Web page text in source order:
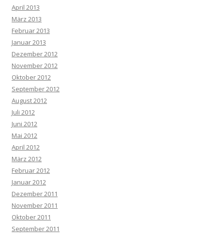
April 2013
März 2013
Februar 2013
Januar 2013
Dezember 2012
November 2012
Oktober 2012
September 2012
August 2012
Juli 2012
Juni 2012
Mai 2012
April 2012
März 2012
Februar 2012
Januar 2012
Dezember 2011
November 2011
Oktober 2011
September 2011